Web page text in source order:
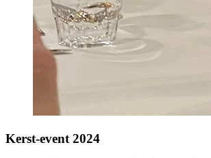
Kerst-event 2024